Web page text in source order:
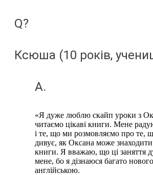
Q?
Ксюша (10 років,
A.
«Я дуже люблю скайп уроки з
читаємо цікаві книги. Мене
і те, що ми розмовляємо про те,
дивує, як Оксана може знаходити
книги. Я вважаю, що ці заняття
мене, бо я дізнаюся багато
англійською.